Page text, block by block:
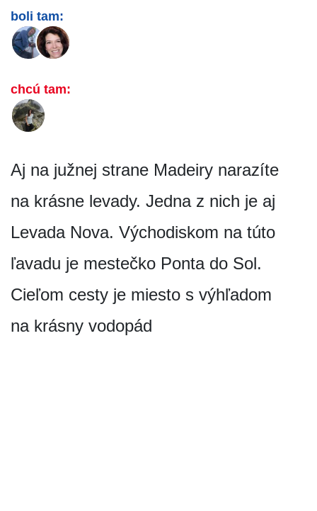
boli tam:
chcú tam:
Aj na južnej strane Madeiry narazíte
na krásne levady. Jedna z nich je aj
Levada Nova. Východiskom na túto
ľavadu je mestečko Ponta do Sol.
Cieľom cesty je miesto s výhľadom
na krásny vodopád